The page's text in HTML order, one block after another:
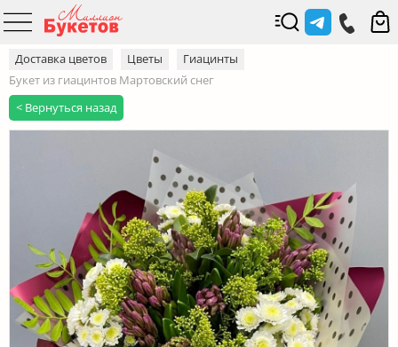
Доставка цветов Цветы
Гиацинты
Букет из гиацинтов Мартовский снег
< Вернуться назад